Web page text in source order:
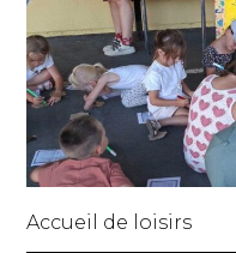
Accueil de loisirs